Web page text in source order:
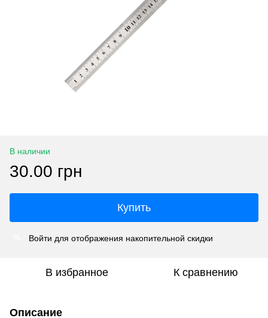
В наличии
30.00 грн
Купить
Войти для отображения накопительной скидки
В избранное К сравнению
Описание